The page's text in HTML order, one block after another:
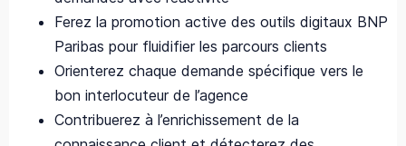
Ferez la promotion active des outils digitaux BNP
Paribas pour fluidifier les parcours clients
Orienterez chaque demande spécifique vers le
bon interlocuteur de l’agence
Contribuerez à l’enrichissement de la